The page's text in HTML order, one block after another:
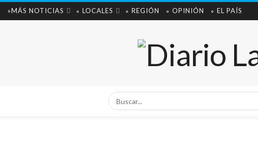
»MÁS NOTICIAS ∘ LOCALES ∘ REGIÓN ∘ OPINIÓN ∘ EL PAÍS